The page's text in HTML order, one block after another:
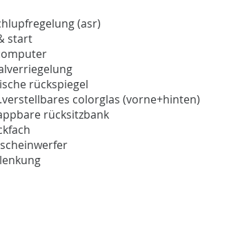
(asr)
start
rückspiegel
colorglas (vorne+hinten)
rücksitzbank